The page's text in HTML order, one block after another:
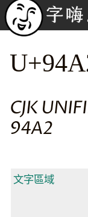
CJK
94A2
文字區域